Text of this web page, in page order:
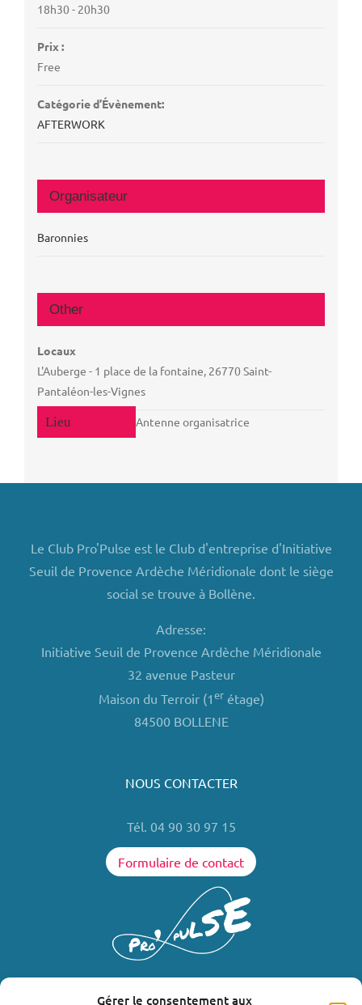
Gérer le consentement aux
18h30 - 20h30
Prix :
Free
Catégorie d’Évènement:
AFTERWORK
Antenne organisatrice
Organisateur
Baronnies
Other
Locaux
L'Auberge - 1 place de la fontaine, 26770 Saint-
Pantaléon-les-Vignes
Le Club Pro'Pulse est le Club d'entreprise d'Initiative
Seuil de Provence Ardèche Méridionale dont le siège
social se trouve à Bollène.
Adresse:
Initiative Seuil de Provence Ardèche Méridionale
32 avenue Pasteur
Maison du Terroir (1erétage)
84500 BOLLENE
NOUS CONTACTER
Tél. 04 90 30 97 15
Formulaire de contact